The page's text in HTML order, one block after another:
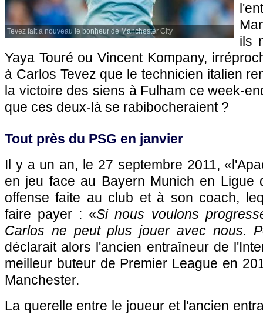
Tevez fait à nouveau le bonheur de Manchester City
ils
Yaya Touré ou Vincent Kompany,
à Carlos Tevez que le technicien italien
la victoire des siens à Fulham ce week-
que ces deux-là se rabibocheraient ?
Tout près du PSG en janvier
Il y a un an, le 27 septembre 2011,
en jeu face au Bayern Munich en Ligue
offense faite au club et à son coach,
faire payer : «Si nous voulons
Carlos ne peut plus jouer avec nous.
déclarait alors l'ancien entraîneur de
meilleur buteur de Premier League en
Manchester.
La querelle entre le joueur et l'ancien